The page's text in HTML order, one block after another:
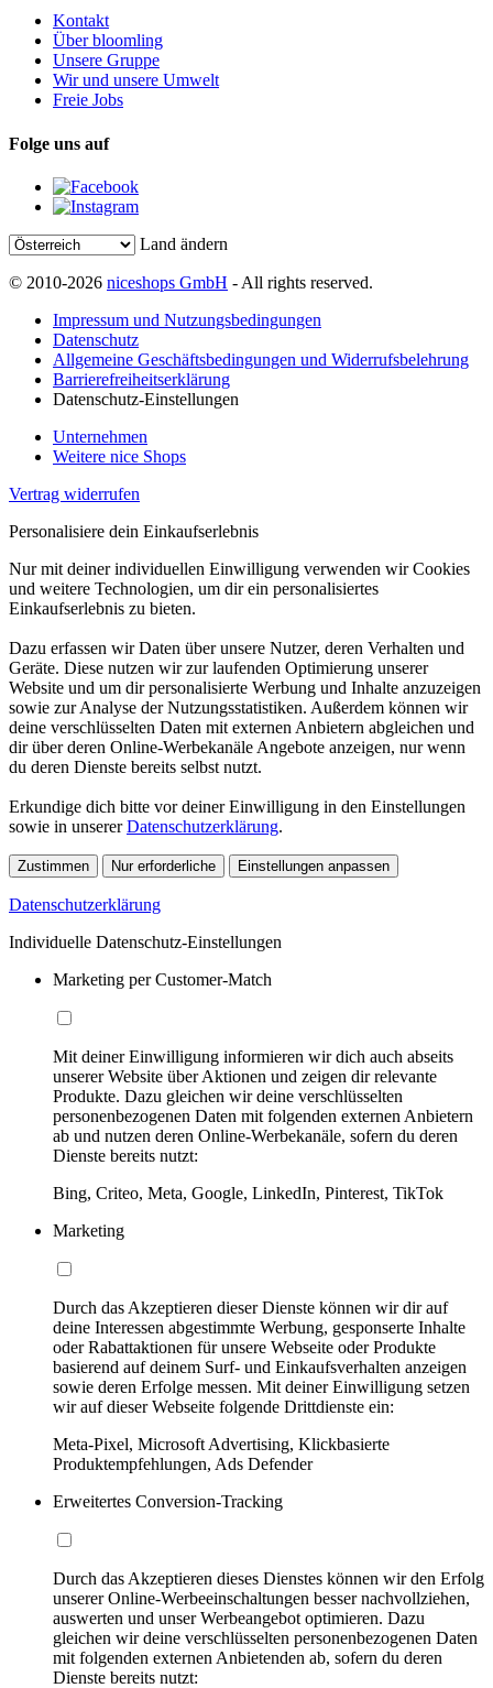
Kontakt
Über bloomling
Unsere Gruppe
Wir und unsere Umwelt
Freie Jobs
Folge uns auf
Land ändern
© 2010-2026 niceshops GmbH - All rights reserved.
Impressum und Nutzungsbedingungen
Datenschutz
Allgemeine Geschäftsbedingungen und Widerrufsbelehrung
Barrierefreiheitserklärung
Datenschutz-Einstellungen
Unternehmen
Weitere nice Shops
Vertrag widerrufen
Personalisiere dein Einkaufserlebnis
Nur mit deiner individuellen Einwilligung verwenden wir Cookies
und weitere Technologien, um dir ein personalisiertes
Einkaufserlebnis zu bieten.
Dazu erfassen wir Daten über unsere Nutzer, deren Verhalten und
Geräte. Diese nutzen wir zur laufenden Optimierung unserer
Website und um dir personalisierte Werbung und Inhalte anzuzeigen
sowie zur Analyse der Nutzungsstatistiken. Außerdem können wir
deine verschlüsselten Daten mit externen Anbietern abgleichen und
dir über deren Online-Werbekanäle Angebote anzeigen, nur wenn
du deren Dienste bereits selbst nutzt.
Erkundige dich bitte vor deiner Einwilligung in den Einstellungen
sowie in unsererDatenschutzerklärung.
Zustimmen Nur erforderliche Einstellungen anpassen
Datenschutzerklärung
Individuelle Datenschutz-Einstellungen
Marketing per Customer-Match
Mit deiner Einwilligung informieren wir dich auch abseits
unserer Website über Aktionen und zeigen dir relevante
Produkte. Dazu gleichen wir deine verschlüsselten
personenbezogenen Daten mit folgenden externen Anbietern
ab und nutzen deren Online-Werbekanäle, sofern du deren
Dienste bereits nutzt:
Bing, Criteo, Meta, Google, LinkedIn, Pinterest, TikTok
Marketing
Durch das Akzeptieren dieser Dienste können wir dir auf
deine Interessen abgestimmte Werbung, gesponserte Inhalte
oder Rabattaktionen für unsere Webseite oder Produkte
basierend auf deinem Surf- und Einkaufsverhalten anzeigen
sowie deren Erfolge messen. Mit deiner Einwilligung setzen
wir auf dieser Webseite folgende Drittdienste ein:
Meta-Pixel, Microsoft Advertising, Klickbasierte
Produktempfehlungen, Ads Defender
Erweitertes Conversion-Tracking
Durch das Akzeptieren dieses Dienstes können wir den Erfolg
unserer Online-Werbeeinschaltungen besser nachvollziehen,
auswerten und unser Werbeangebot optimieren. Dazu
gleichen wir deine verschlüsselten personenbezogenen Daten
mit folgenden externen Anbietenden ab, sofern du deren
Dienste bereits nutzt: